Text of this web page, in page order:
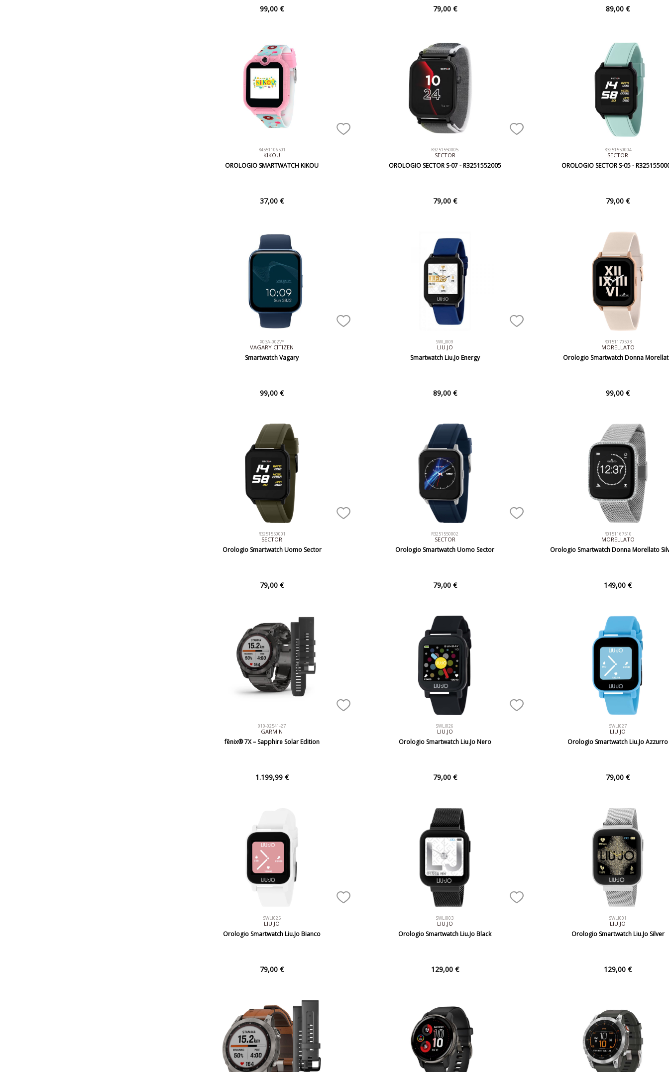
99,00 € 79,00 € 89,00 €
R4551106501
KIKOU
OROLOGIO SMARTWATCH KIKOU
37,00 €
R3251550005
SECTOR
OROLOGIO SECTOR S-07 - R3251552005
79,00 €
R3251550004
SECTOR
OROLOGIO SECTOR S-05 -
79,00 €
X03A-002VY
VAGARY CITIZEN
Smartwatch Vagary
99,00 €
SWLJ009
LIU.JO
Smartwatch Liu.Jo Energy
89,00 €
R0151170503
MORELLATO
Orologio Smartwatch Donna
99,00 €
R3251550001
SECTOR
Orologio Smartwatch Uomo Sector
79,00 €
R3251550002
SECTOR
Orologio Smartwatch Uomo Sector
79,00 €
R0151167510
MORELLATO
Orologio Smartwatch Donna Morellato
149,00 €
010-02541-27
GARMIN
fēnix® 7X – Sapphire Solar Edition
1.199,99 €
SWLJ026
LIU.JO
Orologio Smartwatch Liu.Jo Nero
79,00 €
SWLJ027
LIU.JO
Orologio Smartwatch Liu.Jo Azzurro
79,00 €
SWLJ025
LIU.JO
Orologio Smartwatch Liu.Jo Bianco
79,00 €
SWLJ003
LIU.JO
Orologio Smartwatch Liu.Jo Black
129,00 €
SWLJ001
LIU.JO
Orologio Smartwatch Liu.Jo Silver
129,00 €